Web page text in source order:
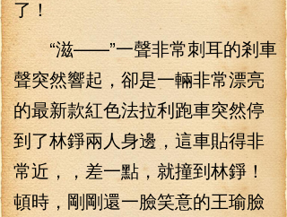
了！
“滋——”一聲非常刺耳的剎車
聲突然響起，卻是一輛非常漂亮
的最新款紅色法拉利跑車突然停
到了林錚兩人身邊，這車貼得非
常近，，差一點，就撞到林錚！
頓時，剛剛還一臉笑意的王瑜臉